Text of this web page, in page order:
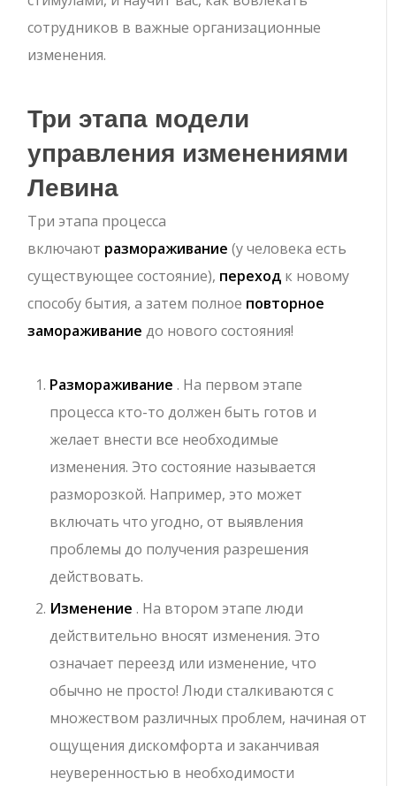
сотрудников в важные организационные
изменения.
Три этапа модели
управления изменениями
Левина
Три этапа процесса
включают размораживание (у человека есть
существующее состояние), переход к новому
способу бытия, а затем полное повторное
замораживание до нового состояния!
Размораживание . На первом этапе
процесса кто-то должен быть готов и
желает внести все необходимые
изменения. Это состояние называется
разморозкой. Например, это может
включать что угодно, от выявления
проблемы до получения разрешения
действовать.
Изменение . На втором этапе люди
действительно вносят изменения. Это
означает переезд или изменение, что
обычно не просто! Люди сталкиваются с
множеством различных проблем, начиная от
ощущения дискомфорта и заканчивая
неуверенностью в необходимости